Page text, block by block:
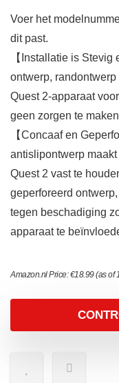
Voer het
dit past.
【Installatie is
ontwerp,
Quest 2-apparaat
geen zorgen te
【Concaaf en
antislipontwerp
Quest 2 vast te
geperforeerd
tegen beschadiging
apparaat te
Amazon.nl Price:€18.99(as of